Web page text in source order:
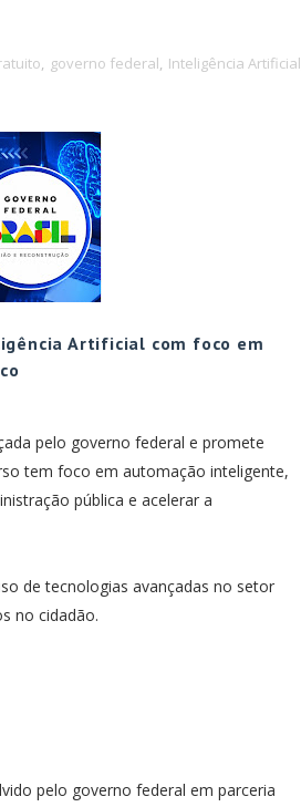
, governo federal, Inteligência Artificial
Artificial com foco em
pelo governo federal e promete
tem foco em automação inteligente,
pública e acelerar a
de tecnologias avançadas no setor
no cidadão.
pelo governo federal em parceria